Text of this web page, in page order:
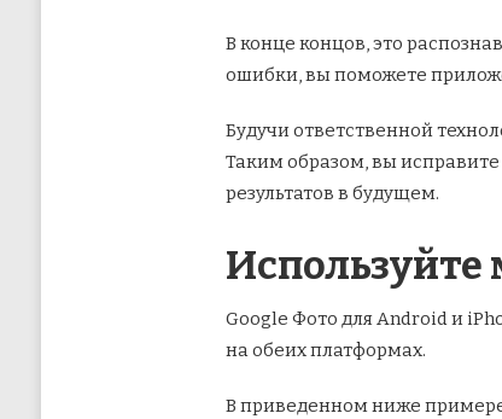
В конце концов, это
ошибки, вы поможете
Будучи ответственной
Таким образом, вы
результатов в будущем.
Google Фото для Android и
на обеих платформах.
В приведенном ниже